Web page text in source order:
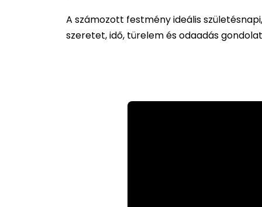
A számozott festmény ideális
szeretet, idő, türelem és odaadás